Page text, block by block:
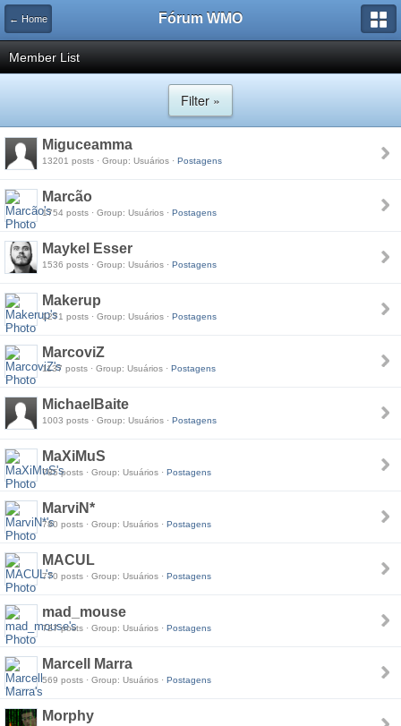
← Home Fórum WMO
Member List
Filter »
Miguceamma
13201 posts · Group: Usuários · Postagens
Marcão
1754 posts · Group: Usuários · Postagens
Maykel Esser
1536 posts · Group: Usuários · Postagens
Makerup
1271 posts · Group: Usuários · Postagens
MarcoviZ
1137 posts · Group: Usuários · Postagens
MichaelBaite
1003 posts · Group: Usuários · Postagens
MaXiMuS
785 posts · Group: Usuários · Postagens
MarviN*
780 posts · Group: Usuários · Postagens
MACUL
770 posts · Group: Usuários · Postagens
mad_mouse
727 posts · Group: Usuários · Postagens
Marcell Marra
569 posts · Group: Usuários · Postagens
Morphy